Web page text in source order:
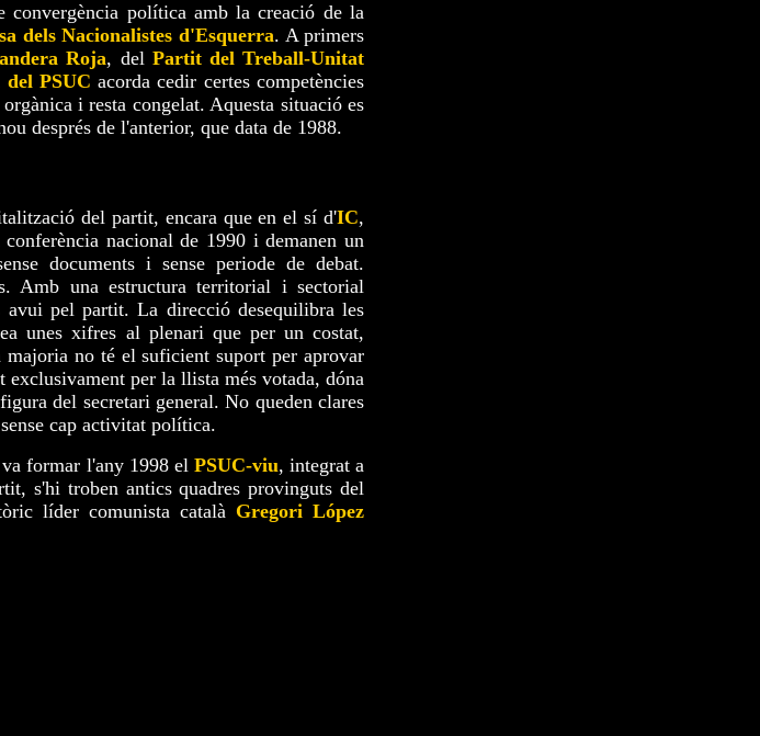
política amb la creació de la
dels Nacionalistes d'Esquerra. A primers
Roja, del Partit del Treball-Unitat
PSUC acorda cedir certes competències
i resta congelat. Aquesta situació es
després de l'anterior, que data de 1988.
del partit, encara que en el sí d'IC,
nacional de 1990 i demanen un
documents i sense periode de debat.
Amb una estructura territorial i sectorial
pel partit. La direcció desequilibra les
unes xifres al plenari que per un costat,
no té el suficient suport per aprovar
per la llista més votada, dóna
del secretari general. No queden clares
cap activitat política.
formar l'any 1998 el PSUC-viu, integrat a
s'hi troben antics quadres provinguts del
líder comunista català Gregori López